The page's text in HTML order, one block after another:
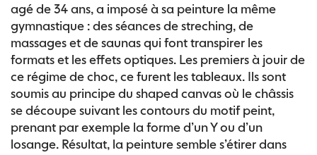
agé de 34 ans, a imposé à sa peinture la même
gymnastique : des séances de streching, de
massages et de saunas qui font transpirer les
formats et les effets optiques. Les premiers à jouir de
ce régime de choc, ce furent les tableaux. Ils sont
soumis au principe du shaped canvas où le châssis
se découpe suivant les contours du motif peint,
prenant par exemple la forme d’un Y ou d’un
losange. Résultat, la peinture semble s’étirer dans